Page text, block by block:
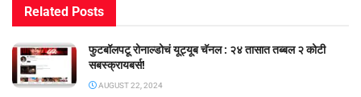
Related Posts
फुटबॉलपटू रोनाल्डोचं यूट्यूब चॅनल : २४ तासात तब्बल २ कोटी
सबस्क्रायबर्स!
AUGUST 22, 2024